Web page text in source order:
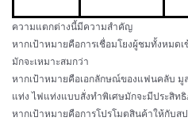
ความแตกต่างนี้มีความสำคัญ
หากเป้าหมายคือการเชื่อมโยงผู้ชมทั้งหมด
มักจะเหมาะสมกว่า
หากเป้าหมายคือเอกลักษณ์ของแฟนคลับ มู
แท่ง ไฟแท่งแบบสั่งทำพิเศษมักจะมีประสิท
หากเป้าหมายคือการโปรโมตสินค้าให้กับส